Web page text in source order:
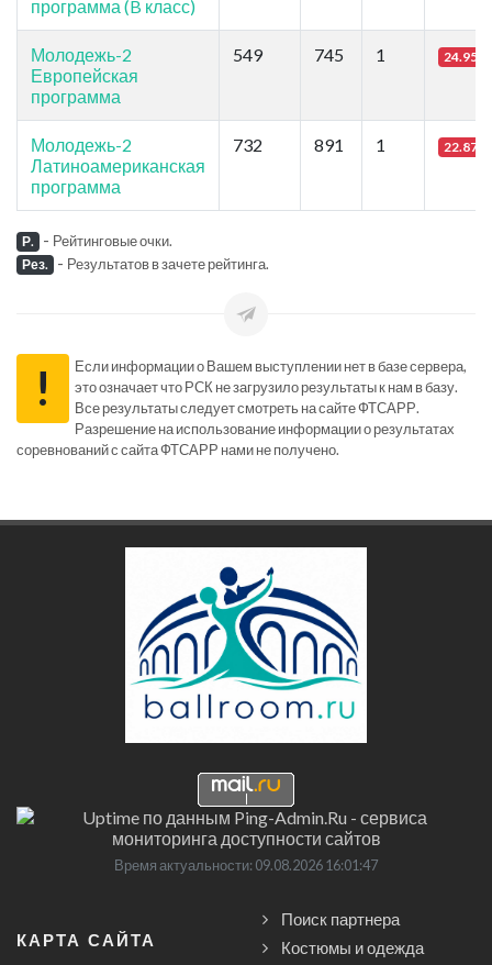
программа (B класс)
Молодежь-2
Европейская
программа
549 745 1 24.95
Молодежь-2
Латиноамериканская
программа
732 891 1 22.87
Р. - Рейтинговые очки.
Рез. - Результатов в зачете рейтинга.
!
Если информации о Вашем выступлении нет в базе сервера,
это означает что РСК не загрузило результаты к нам в базу.
Все результаты следует смотреть на сайте ФТСАРР.
Разрешение на использование информации о результатах
соревнований с сайта ФТСАРР нами не получено.
Время актуальности: 09.08.2026 16:01:47
КАРТА САЙТА
Поиск партнера
Костюмы и одежда